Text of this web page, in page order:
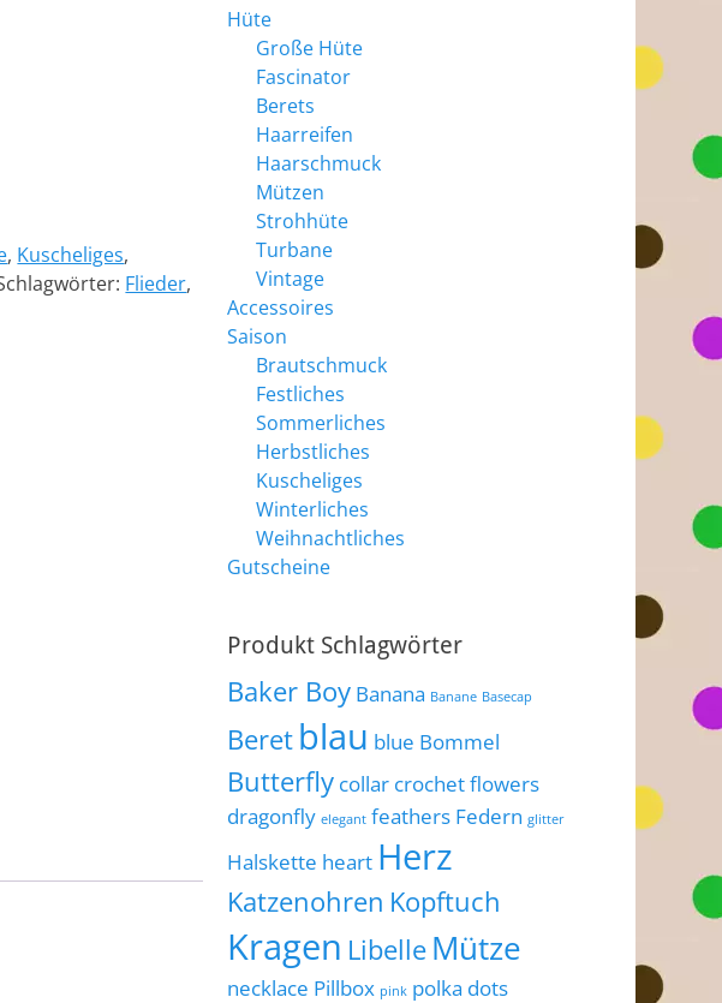
, Kuscheliges,
Flieder,
Hüte
Große Hüte
Fascinator
Berets
Haarreifen
Haarschmuck
Mützen
Strohhüte
Turbane
Vintage
Accessoires
Saison
Brautschmuck
Festliches
Sommerliches
Herbstliches
Kuscheliges
Winterliches
Weihnachtliches
Gutscheine
Produkt Schlagwörter
Baker Boy Banana Banane Basecap
Beret blau blue Bommel
Butterfly collar crochet flowers
dragonfly elegant feathers Federn glitter
Halskette heart Herz
Katzenohren Kopftuch
Kragen Libelle Mütze
necklace Pillbox pink polka dots